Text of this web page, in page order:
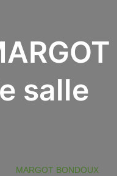
salle
MARGOT BONDOUX